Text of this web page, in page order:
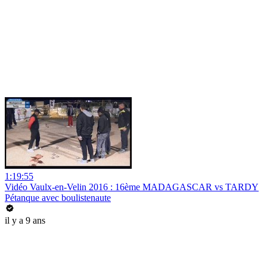
1:19:55
Vidéo Vaulx-en-Velin 2016 : 16ème MADAGASCAR vs TARDY
Pétanque avec boulistenaute
il y a 9 ans